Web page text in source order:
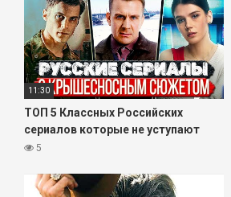
11:30
ТОП 5 Классных Российских
сериалов которые не уступают
зарубежным
5